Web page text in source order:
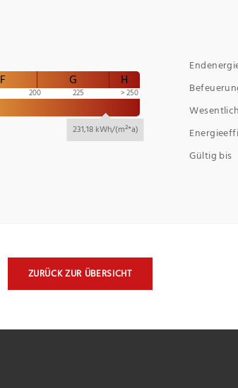
F G H
200 225 250
231,18 kWh/(m²*a)
Gültig bis
ZURÜCK ZUR ÜBERSICHT